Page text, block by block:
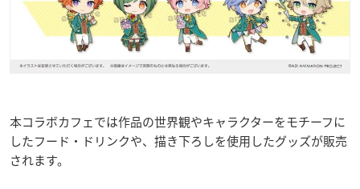
本コラボカフェでは作品の世界観やキャラクターをモチーフに
したフード・ドリンクや、描き下ろしを使用したグッズが販売
されます。